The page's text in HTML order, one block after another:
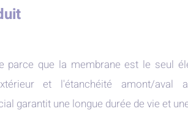
parce que la membrane est le seul
et l'étanchéité amont/aval
garantit une longue durée de vie et